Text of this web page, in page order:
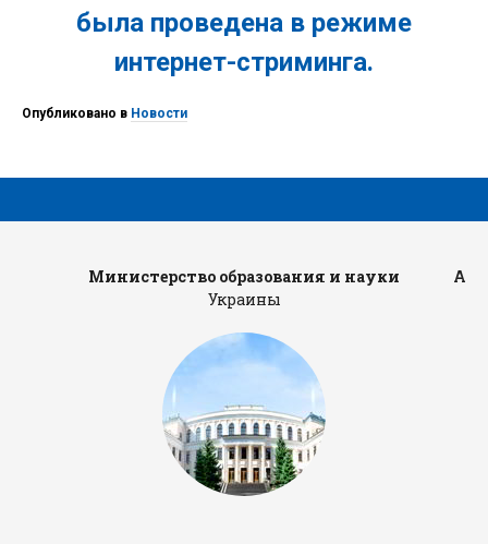
была проведена в режиме
интернет-стриминга.
Опубликовано в Новости
Министерство образования и науки
Украины